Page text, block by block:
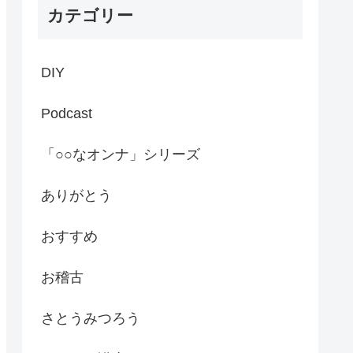
カテゴリー
DIY
Podcast
「○○なオンナ」シリーズ
ありがとう
おすすめ
お稽古
さとうみつろう